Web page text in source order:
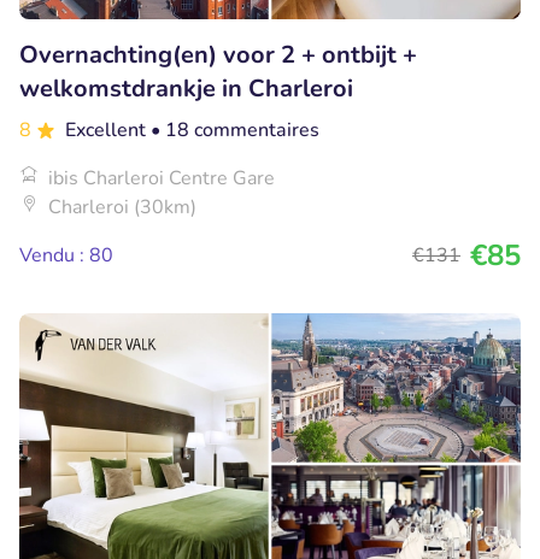
Overnachting(en) voor 2 + ontbijt +
welkomstdrankje in Charleroi
8 Excellent • 18 commentaires
ibis Charleroi Centre Gare
Charleroi (30km)
Vendu : 80
€131 €85